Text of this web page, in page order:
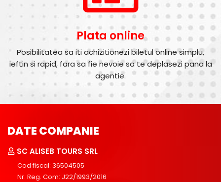
Plata online
Posibilitatea sa iti achizitionezi biletul online simplu,
ieftin si rapid, fara sa fie nevoie sa te deplasezi pana la
agentie.
DATE COMPANIE
SC ALISEB TOURS SRL
Cod fiscal: 36504505
Nr. Reg. Com: J22/1993/2016